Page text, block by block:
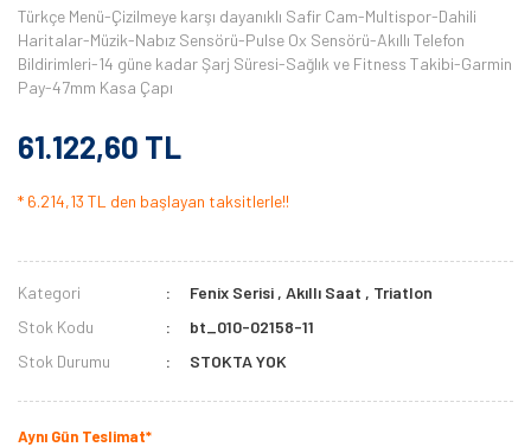
Türkçe Menü-Çizilmeye karşı dayanıklı Safir Cam-Multispor-Dahili
Haritalar-Müzik-Nabız Sensörü-Pulse Ox Sensörü-Akıllı Telefon
Bildirimleri-14 güne kadar Şarj Süresi-Sağlık ve Fitness Takibi-Garmin
Pay-47mm Kasa Çapı
61.122,60 TL
* 6.214,13 TL den başlayan taksitlerle!!
Kategori Fenix Serisi , Akıllı Saat , Triatlon
Stok Kodu
bt_010-02158-11
Stok Durumu
STOKTA YOK
Aynı Gün Teslimat*